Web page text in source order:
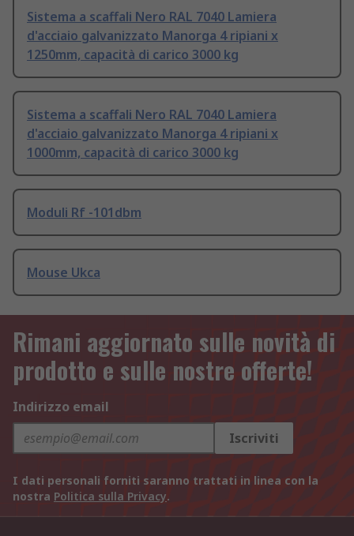
Sistema a scaffali Nero RAL 7040 Lamiera
d'acciaio galvanizzato Manorga 4 ripiani x
1250mm, capacità di carico 3000 kg
Sistema a scaffali Nero RAL 7040 Lamiera
d'acciaio galvanizzato Manorga 4 ripiani x
1000mm, capacità di carico 3000 kg
Moduli Rf -101dbm
Mouse Ukca
Rimani aggiornato sulle novità di
prodotto e sulle nostre offerte!
Indirizzo email
Iscriviti
I dati personali forniti saranno trattati in linea con la
nostra Politica sulla Privacy.